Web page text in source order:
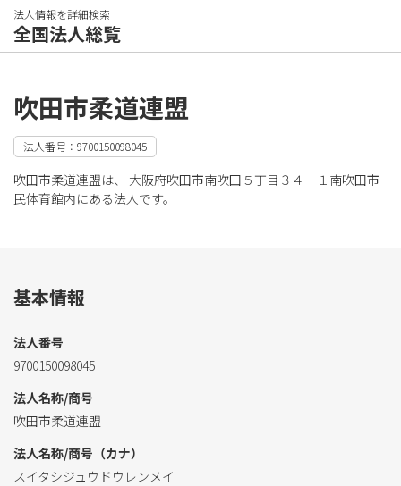
法人情報を詳細検索
全国法人総覧
吹田市柔道連盟
法人番号：9700150098045
吹田市柔道連盟は、 大阪府吹田市南吹田５丁目３４－１南吹田市
民体育館内にある法人です。
基本情報
法人番号
9700150098045
法人名称/商号
吹田市柔道連盟
法人名称/商号（カナ）
スイタシジュウドウレンメイ